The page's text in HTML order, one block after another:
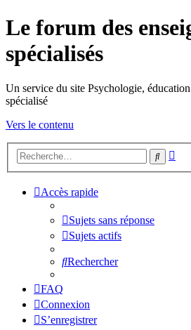
Le forum des
spécialisés
Un service du site Psychologie,
spécialisé
Vers le contenu
Accès rapide
Sujets sans réponse
Sujets actifs
Rechercher
FAQ
Connexion
S’enregistrer